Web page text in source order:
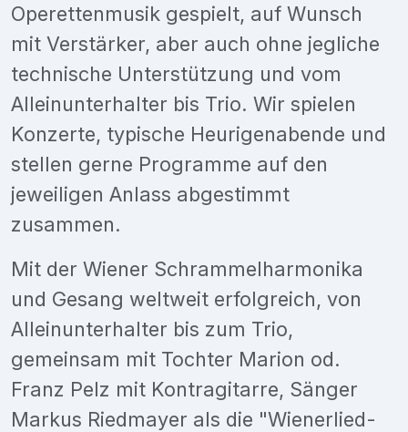
Operettenmusik gespielt, auf Wunsch
mit Verstärker, aber auch ohne jegliche
technische Unterstützung und vom
Alleinunterhalter bis Trio. Wir spielen
Konzerte, typische Heurigenabende und
stellen gerne Programme auf den
jeweiligen Anlass abgestimmt
zusammen.
Mit der Wiener Schrammelharmonika
und Gesang weltweit erfolgreich, von
Alleinunterhalter bis zum Trio,
gemeinsam mit Tochter Marion od.
Franz Pelz mit Kontragitarre, Sänger
Markus Riedmayer als die "Wienerlied-